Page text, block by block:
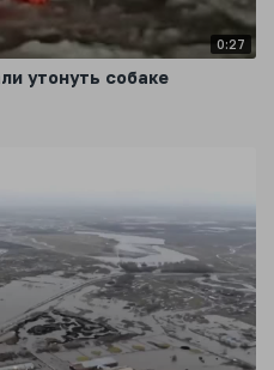
0:27
утонуть собаке